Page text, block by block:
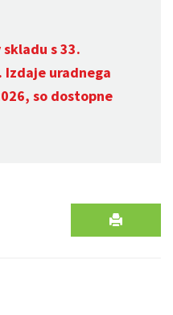
s 33.
Izdaje uradnega
so dostopne